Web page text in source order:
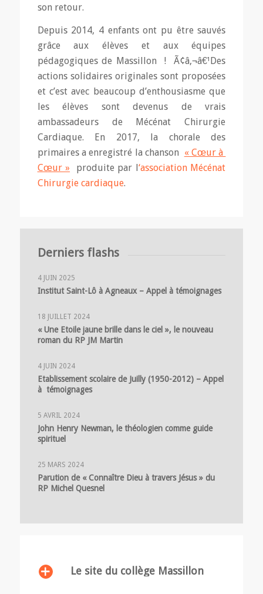
son retour.
Depuis 2014, 4 enfants ont pu être sauvés
grâce aux élèves et aux équipes
pédagogiques de Massillon ! Ã¢â‚¬â€¹Des
actions solidaires originales sont proposées
et c’est avec beaucoup d’enthousiasme que
les élèves sont devenus de vrais
ambassadeurs de Mécénat Chirurgie
Cardiaque. En 2017, la chorale des
primaires a enregistré la chanson « Cœur à
Cœur » produite par l ‘association Mécénat
Chirurgie cardiaque.
Derniers flashs
4 JUIN 2025
Institut Saint-Lô à Agneaux – Appel à témoignages
18 JUILLET 2024
« Une Etoile jaune brille dans le ciel », le nouveau
roman du RP JM Martin
4 JUIN 2024
Etablissement scolaire de Juilly (1950-2012) – Appel
à témoignages
5 AVRIL 2024
John Henry Newman, le théologien comme guide
spirituel
25 MARS 2024
Parution de « Connaître Dieu à travers Jésus » du
RP Michel Quesnel
Le site du collège Massillon